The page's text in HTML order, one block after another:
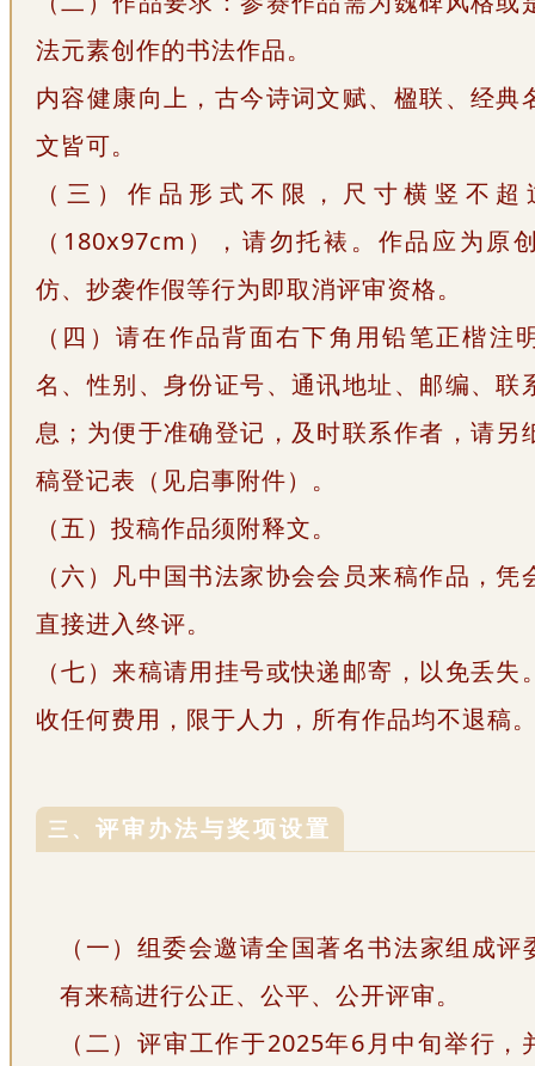
法元素创作的书法作品。
内容健康向上，古今诗词文赋、楹联、经典
文皆可。
（三）作品形式不限，尺寸横竖不
（180x97cm），请勿托裱。作品应为原
仿、抄袭作假等行为即取消评审资格。
（四）请在作品背面右下角用铅笔正楷注
名、性别、身份证号、通讯地址、邮编、联
息；为便于准确登记，及时联系作者，请另
稿登记表（见启事附件）。
（五）投稿作品须附释文。
（六）凡中国书法家协会会员来稿作品，凭
直接进入终评。
（七）来稿请用挂号或快递邮寄，以免丢失
收任何费用，限于人力，所有作品均不退稿
三、 评审办法与奖项设置
（一）组委会邀请全国著名书法家组成评
有来稿进行公正、公平、公开评审。
（二）评审工作于2025年6月中旬举行，